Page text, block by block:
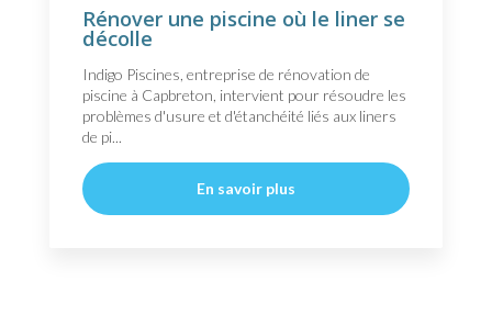
Rénover une piscine où le liner se
décolle
Indigo Piscines, entreprise de rénovation de
piscine à Capbreton, intervient pour résoudre les
problèmes d'usure et d'étanchéité liés aux liners
de pi...
En savoir plus